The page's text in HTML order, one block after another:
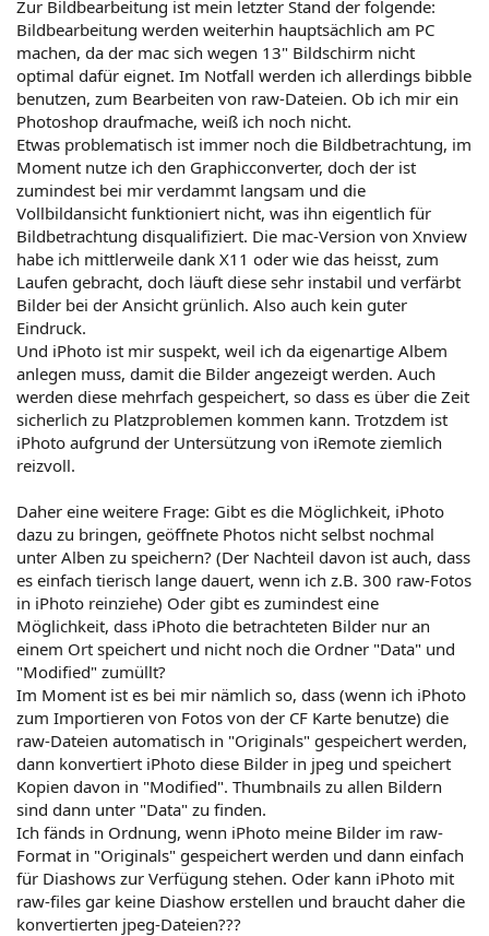
Zur Bildbearbeitung ist mein letzter Stand der folgende:
Bildbearbeitung werden weiterhin hauptsächlich am PC
machen, da der mac sich wegen 13" Bildschirm nicht
optimal dafür eignet. Im Notfall werden ich allerdings bibble
benutzen, zum Bearbeiten von raw-Dateien. Ob ich mir ein
Photoshop draufmache, weiß ich noch nicht.
Etwas problematisch ist immer noch die Bildbetrachtung, im
Moment nutze ich den Graphicconverter, doch der ist
zumindest bei mir verdammt langsam und die
Vollbildansicht funktioniert nicht, was ihn eigentlich für
Bildbetrachtung disqualifiziert. Die mac-Version von Xnview
habe ich mittlerweile dank X11 oder wie das heisst, zum
Laufen gebracht, doch läuft diese sehr instabil und verfärbt
Bilder bei der Ansicht grünlich. Also auch kein guter
Eindruck.
Und iPhoto ist mir suspekt, weil ich da eigenartige Albem
anlegen muss, damit die Bilder angezeigt werden. Auch
werden diese mehrfach gespeichert, so dass es über die Zeit
sicherlich zu Platzproblemen kommen kann. Trotzdem ist
iPhoto aufgrund der Untersützung von iRemote ziemlich
reizvoll.
Daher eine weitere Frage: Gibt es die Möglichkeit, iPhoto
dazu zu bringen, geöffnete Photos nicht selbst nochmal
unter Alben zu speichern? (Der Nachteil davon ist auch, dass
es einfach tierisch lange dauert, wenn ich z.B. 300 raw-Fotos
in iPhoto reinziehe) Oder gibt es zumindest eine
Möglichkeit, dass iPhoto die betrachteten Bilder nur an
einem Ort speichert und nicht noch die Ordner "Data" und
"Modified" zumüllt?
Im Moment ist es bei mir nämlich so, dass (wenn ich iPhoto
zum Importieren von Fotos von der CF Karte benutze) die
raw-Dateien automatisch in "Originals" gespeichert werden,
dann konvertiert iPhoto diese Bilder in jpeg und speichert
Kopien davon in "Modified". Thumbnails zu allen Bildern
sind dann unter "Data" zu finden.
Ich fänds in Ordnung, wenn iPhoto meine Bilder im raw-
Format in "Originals" gespeichert werden und dann einfach
für Diashows zur Verfügung stehen. Oder kann iPhoto mit
raw-files gar keine Diashow erstellen und braucht daher die
konvertierten jpeg-Dateien???